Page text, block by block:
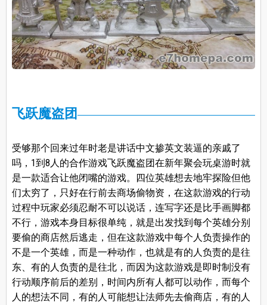
飞跃魔盗团
受够那个回来过年时老是讲话中文掺英文装逼的亲戚了
吗，1到8人的合作游戏飞跃魔盗团在新年聚会玩桌游时就
是一款适合让他闭嘴的游戏。四位英雄想去地牢探险但他
们太穷了，只好在行前去商场偷物资，在这款游戏的行动
过程中玩家必须忍耐不可以说话，连写字还是比手画脚都
不行，游戏本身目标很单纯，就是出发找到每个英雄分别
要偷的商店然后逃走，但在这款游戏中每个人负责操作的
不是一个英雄，而是一种动作，也就是有的人负责的是往
东、有的人负责的是往北，而因为这款游戏是即时制没有
行动顺序前后的差别，时间内所有人都可以动作，而每个
人的想法不同，有的人可能想让法师先去偷商店，有的人